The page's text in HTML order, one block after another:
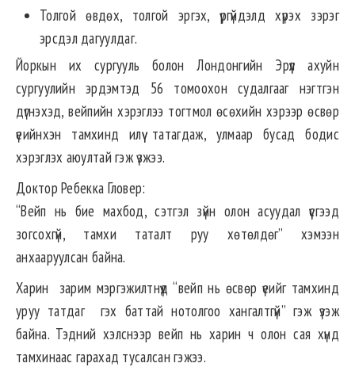
Толгой өвдөх, толгой эргэх, үргүйдэлд хүрэх зэрэг
эрсдэл дагуулдаг.
Йоркын их сургууль болон Лондонгийн Эрүүл ахуйн
сургуулийн эрдэмтэд 56 томоохон судалгааг нэгтгэн
дүгнэхэд, вейпийн хэрэглээ тогтмол өсөхийн хэрээр өсвөр
үеийнхэн тамхинд илүү татагдаж, улмаар бусад бодис
хэрэглэх аюултай гэж үзжээ.
Доктор Ребекка Гловер:
“Вейп нь бие махбод, сэтгэл зүйн олон асуудал үүсгээд
зогсохгүй, тамхи таталт руу хөтөлдөг” хэмээн
анхааруулсан байна.
Харин зарим мэргэжилтнүүд “вейп нь өсвөр үеийг тамхинд
уруу татдаг гэх баттай нотолгоо хангалтгүй” гэж үзэж
байна. Тэдний хэлснээр вейп нь харин ч олон сая хүнд
тамхинаас гарахад тусалсан гэжээ.